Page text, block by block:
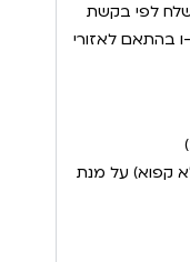
לפי בקשת
ו בהתאם לאזורי
קפוא) על מנת